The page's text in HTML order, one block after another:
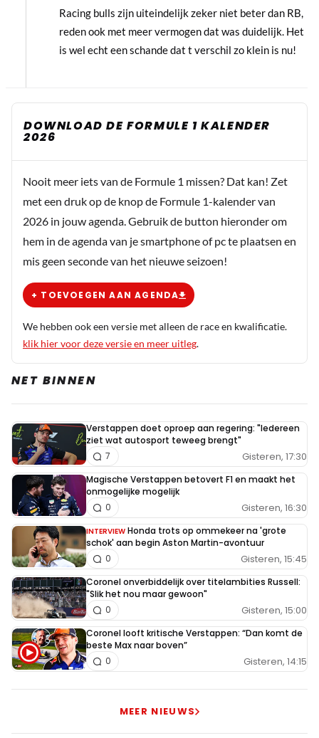
Racing bulls zijn uiteindelijk zeker niet beter dan RB,
reden ook met meer vermogen dat was duidelijk. Het
is wel echt een schande dat t verschil zo klein is nu!
DOWNLOAD DE FORMULE 1 KALENDER
2026
Nooit meer iets van de Formule 1 missen? Dat kan! Zet
met een druk op de knop de Formule 1-kalender van
2026 in jouw agenda. Gebruik de button hieronder om
hem in de agenda van je smartphone of pc te plaatsen en
mis geen seconde van het nieuwe seizoen!
+ TOEVOEGEN AAN AGENDA
We hebben ook een versie met alleen de race en kwalificatie.
klik hier voor deze versie en meer uitleg.
NET BINNEN
Verstappen doet oproep aan regering: "Iedereen
ziet wat autosport teweeg brengt"
Gisteren, 17:30
7
Magische Verstappen betovert F1 en maakt het
onmogelijke mogelijk
Gisteren, 16:30
0
INTERVIEW Honda trots op ommekeer na 'grote
schok' aan begin Aston Martin-avontuur
Gisteren, 15:45
0
Coronel onverbiddelijk over titelambities Russell:
"Slik het nou maar gewoon"
Gisteren, 15:00
0
Coronel looft kritische Verstappen: “Dan komt de
beste Max naar boven”
Gisteren, 14:15
0
MEER NIEUWS